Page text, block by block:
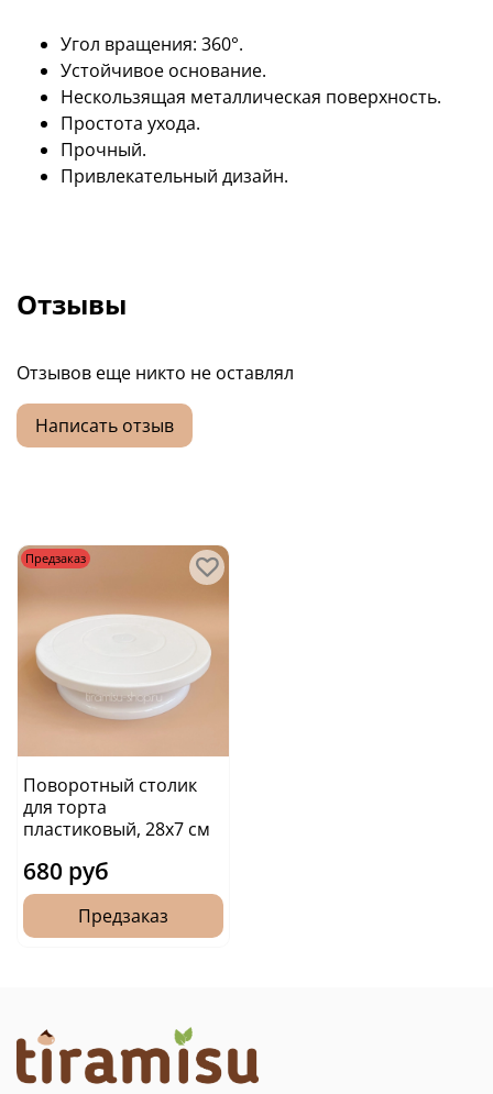
Угол вращения: 360°.
Устойчивое основание.
Нескользящая металлическая поверхность.
Простота ухода.
Прочный.
Привлекательный дизайн.
Отзывы
Отзывов еще никто не оставлял
Написать отзыв
Предзаказ
Поворотный столик
для торта
пластиковый, 28х7 см
680 руб
Предзаказ